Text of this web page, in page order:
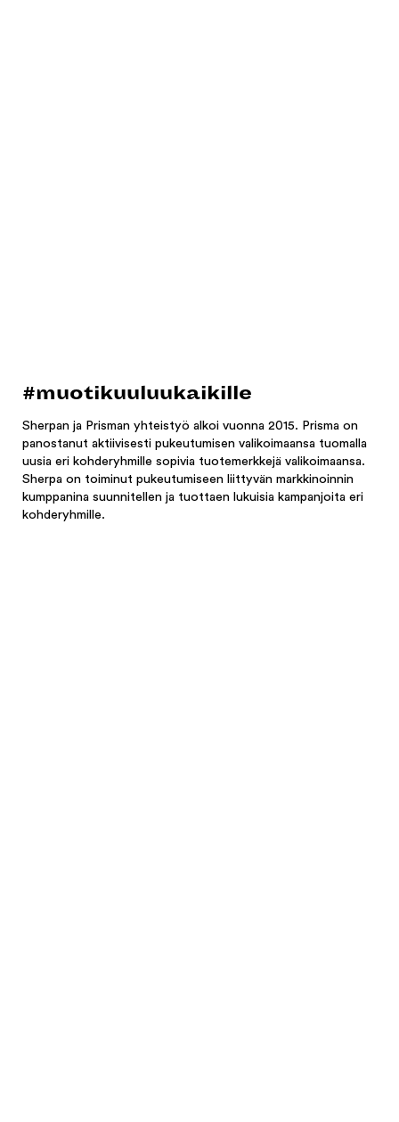
#muotikuuluukaikille
Sherpan ja Prisman yhteistyö alkoi vuonna 2015. Prisma on
panostanut aktiivisesti pukeutumisen valikoimaansa tuomalla
uusia eri kohderyhmille sopivia tuotemerkkejä valikoimaansa.
Sherpa on toiminut pukeutumiseen liittyvän markkinoinnin
kumppanina suunnitellen ja tuottaen lukuisia kampanjoita eri
kohderyhmille.